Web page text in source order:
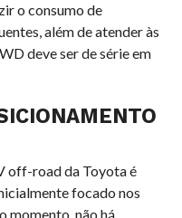
o consumo de
além de atender às
deve ser de série em
off-road da Toyota é
focado nos
momento, não há